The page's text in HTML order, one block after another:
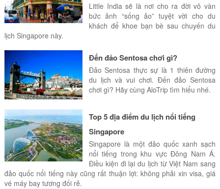
Little India sẽ là nơi cho ra đời vô vàn
bức ảnh “sống ảo” tuyệt vời cho du
khách để khoe bạn bè sau chuyến du
lịch Singapore này.
Đến đảo Sentosa chơi gì?
Đảo Sentosa thực sự là 1 thiên đường
du lịch và vui chơi. Đến đảo Sentosa
chơi gì? Hãy cùng AloTrip tìm hiểu nhé.
Top 5 địa điểm du lịch nổi tiếng
Singapore
Singapore là một đảo quốc xanh sạch
nổi tiếng trong khu vực Đông Nam Á.
Điều kiện đi lại du lịch từ Việt Nam sang
đảo quốc nổi tiếng này cũng rất thuận lợi: không phải xin visa, giá
vé máy bay tương đối rẻ.